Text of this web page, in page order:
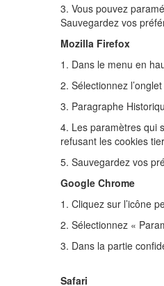
3. Vous pouvez
Sauvegardez vos
Mozilla Firefox
1. Dans le menu en
2. Sélectionnez
3. Paragraphe
4. Les paramètres qui
refusant les cookies
5. Sauvegardez vos
Google Chrome
1. Cliquez sur l’icône
2. Sélectionnez «
3. Dans la partie
Safari